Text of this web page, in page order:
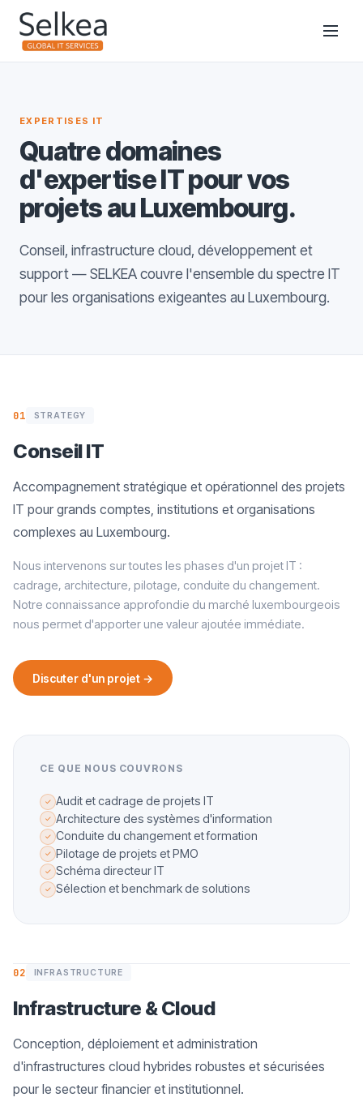
EXPERTISES IT
Quatre domaines
d'expertise IT pour vos
projets au Luxembourg.
Conseil, infrastructure cloud, développement et
support — SELKEA couvre l'ensemble du spectre IT
pour les organisations exigeantes au Luxembourg.
01 STRATEGY
Conseil IT
Accompagnement stratégique et opérationnel des projets
IT pour grands comptes, institutions et organisations
complexes au Luxembourg.
Nous intervenons sur toutes les phases d'un projet IT :
cadrage, architecture, pilotage, conduite du changement.
Notre connaissance approfondie du marché luxembourgeois
nous permet d'apporter une valeur ajoutée immédiate.
Discuter d'un projet →
CE QUE NOUS COUVRONS
✓ Audit et cadrage de projets IT
✓ Architecture des systèmes d'information
✓ Conduite du changement et formation
✓ Pilotage de projets et PMO
✓ Schéma directeur IT
✓ Sélection et benchmark de solutions
02 INFRASTRUCTURE
Infrastructure & Cloud
Conception, déploiement et administration
d'infrastructures cloud hybrides robustes et sécurisées
pour le secteur financier et institutionnel.